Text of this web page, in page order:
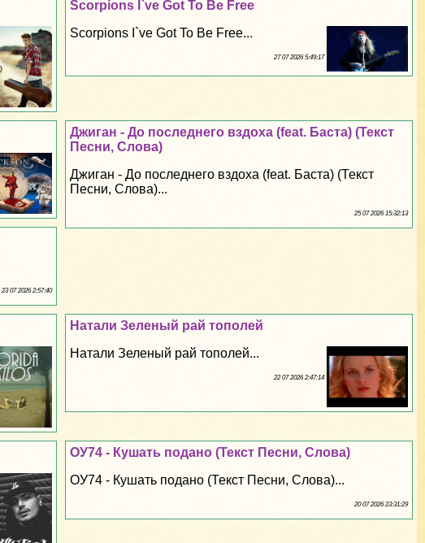
Scorpions I`ve Got To Be Free
Scorpions I`ve Got To Be Free...
27 07 2026 5:49:17
Джиган - До последнего вздоха (feat. Баста) (Текст
Песни, Слова)
Джиган - До последнего вздоха (feat. Баста) (Текст
Песни, Слова)...
25 07 2026 15:32:13
23 07 2026 2:57:40
Натали Зеленый рай тополей
Натали Зеленый рай тополей...
22 07 2026 2:47:14
ОУ74 - Кушать подано (Текст Песни, Слова)
ОУ74 - Кушать подано (Текст Песни, Слова)...
20 07 2026 23:31:29